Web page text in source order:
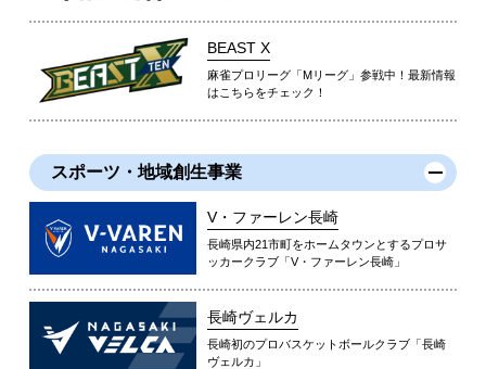
BEAST X
麻雀プロリーグ「Mリーグ」参戦中！最新情報
はこちらをチェック！
スポーツ・地域創生事業
V・ファーレン長崎
長崎県内21市町をホームタウンとするプロサ
ッカークラブ「V・ファーレン長崎」
長崎ヴェルカ
長崎初のプロバスケットボールクラブ「長崎
ヴェルカ」